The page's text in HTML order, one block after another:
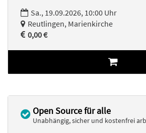
Sa., 19.09.2026, 10:00 Uhr
Reutlingen, Marienkirche
0,00 €
Open Source für alle
Unabhängig, sicher und kostenfrei